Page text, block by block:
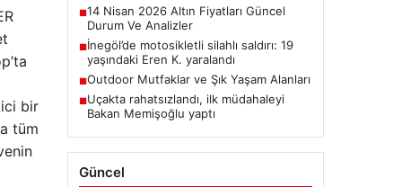
bir
tüm
■14 Nisan 2026 Altın Fiyatları Güncel
Durum Ve Analizler
■İnegöl’de motosikletli silahlı saldırı: 19
yaşındaki Eren K. yaralandı
■Outdoor Mutfaklar ve Şık Yaşam Alanları
■Uçakta rahatsızlandı, ilk müdahaleyi
Bakan Memişoğlu yaptı
Güncel